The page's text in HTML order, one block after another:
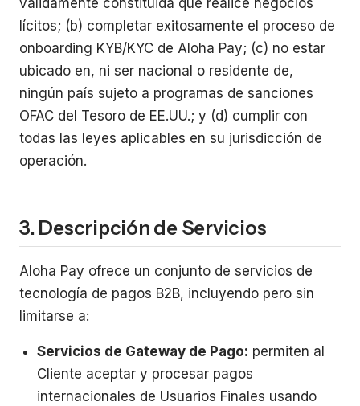
válidamente constituida que realice negocios
lícitos; (b) completar exitosamente el proceso de
onboarding KYB/KYC de Aloha Pay; (c) no estar
ubicado en, ni ser nacional o residente de,
ningún país sujeto a programas de sanciones
OFAC del Tesoro de EE.UU.; y (d) cumplir con
todas las leyes aplicables en su jurisdicción de
operación.
3. Descripción de Servicios
Aloha Pay ofrece un conjunto de servicios de
tecnología de pagos B2B, incluyendo pero sin
limitarse a:
Servicios de Gateway de Pago: permiten al
Cliente aceptar y procesar pagos
internacionales de Usuarios Finales usando